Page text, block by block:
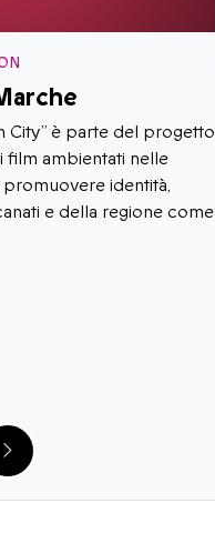
City” è parte del progetto
film ambientati nelle
identità,
e della regione come